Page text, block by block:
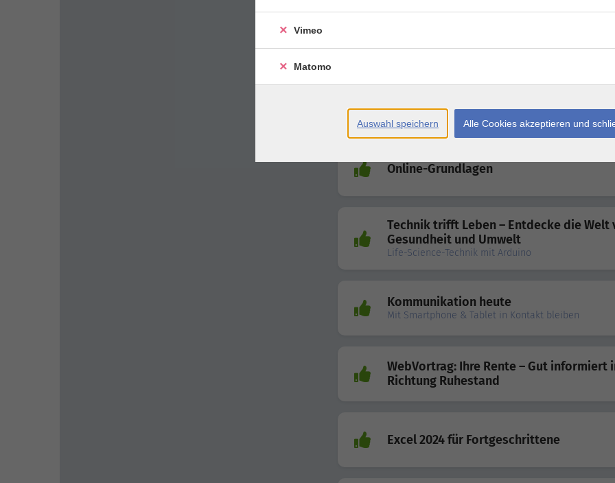
werden: Investieren in Krisenzeiten
Online-Grundlagen
Technik trifft Leben – Entdecke die Welt
Gesundheit und Umwelt
Life-Science-Technik mit Arduino
Kommunikation heute
Mit Smartphone & Tablet in Kontakt bleiben
WebVortrag: Ihre Rente – Gut informiert
Richtung Ruhestand
Excel 2024 für Fortgeschrittene
Vimeo
Matomo
Auswahl speichern Alle Cookies akzeptieren und